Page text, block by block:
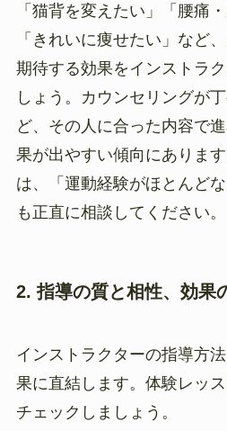
「猫背を変えたい」「腰痛
「きれいに痩せたい」など
期待する効果をインストラ
しょう。カウンセリングが
ど、その人に合った内容で
果が出やすい傾向にありま
は、「運動経験がほとんど
も正直に相談してください。
2. 指導の質と相性、効果
インストラクターの指導方法
果に直結します。体験レッ
チェックしましょう。